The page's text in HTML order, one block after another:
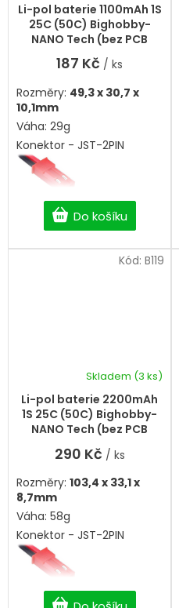
Li-pol baterie 1100mAh 1S
25C (50C) Bighobby-
NANO Tech (bez PCB
ochrany)
187 Kč / ks
Do košíku
Rozměry: 49,3 x 30,7 x
10,1mm
Váha: 29g
Konektor - JST-2PIN
Li-pol baterie 2200mAh
1S 25C (50C) Bighobby-
NANO Tech (bez PCB
ochrany)
Skladem (3 ks)
290 Kč / ks
Rozměry: 103,4 x 33,1 x
8,7mm
Váha: 58g
Konektor - JST-2PIN
Kód: B119